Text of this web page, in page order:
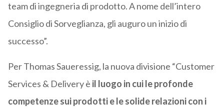
team di ingegneria di prodotto. A nome dell’intero
Consiglio di Sorveglianza, gli auguro un inizio di
successo”.
Per Thomas Saueressig, la nuova divisione “Customer
Services & Delivery è il luogo in cui le profonde
competenze sui prodotti e le solide relazioni con i